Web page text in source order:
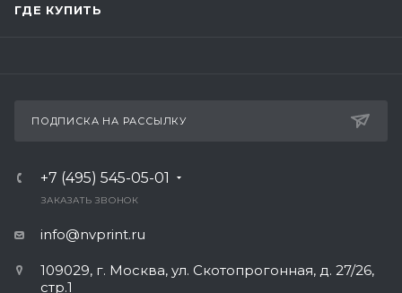
ГДЕ КУПИТЬ
ПОДПИСКА НА РАССЫЛКУ
+7 (495) 545-05-01
ЗАКАЗАТЬ ЗВОНОК
info@nvprint.ru
109029, г. Москва, ул. Скотопрогонная, д. 27/26,
стр.1